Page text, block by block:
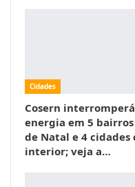
Cidades
Cosern interromperá
energia em 5 bairros
de Natal e 4 cidades
interior; veja a…